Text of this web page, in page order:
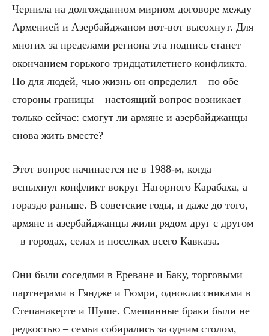
Чернила на долгожданном мирном договоре между
Арменией и Азербайджаном вот-вот высохнут. Для
многих за пределами региона эта подпись станет
окончанием горького тридцатилетнего конфликта.
Но для людей, чью жизнь он определил – по обе
стороны границы – настоящий вопрос возникает
только сейчас: смогут ли армяне и азербайджанцы
снова жить вместе?
Этот вопрос начинается не в 1988-м, когда
вспыхнул конфликт вокруг Нагорного Карабаха, а
гораздо раньше. В советские годы, и даже до того,
армяне и азербайджанцы жили рядом друг с другом
– в городах, селах и поселках всего Кавказа.
Они были соседями в Ереване и Баку, торговыми
партнерами в Гяндже и Гюмри, одноклассниками в
Степанакерте и Шуше. Смешанные браки были не
редкостью – семьи собирались за одним столом,